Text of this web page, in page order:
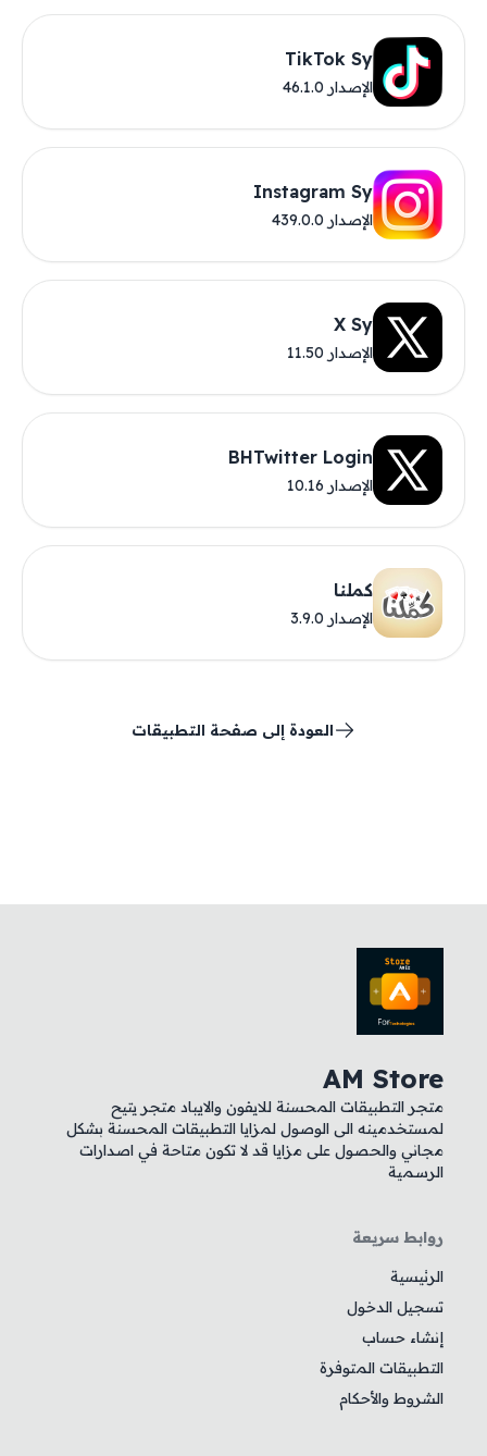
TikTok Sy
الإصدار 46.1.0
Instagram Sy
الإصدار 439.0.0
X Sy
الإصدار 11.50
BHTwitter Login
الإصدار 10.16
كملنا
الإصدار 3.9.0
العودة إلى صفحة التطبيقات
AM Store
متجر التطبيقات المحسنة للايفون والايباد متجر يتيح
لمستخدمينه الى الوصول لمزايا التطبيقات المحسنة بشكل
مجاني والحصول على مزايا قد لا تكون متاحة في اصدارات
الرسمية
روابط سريعة
الرئيسية
تسجيل الدخول
إنشاء حساب
التطبيقات المتوفرة
الشروط والأحكام